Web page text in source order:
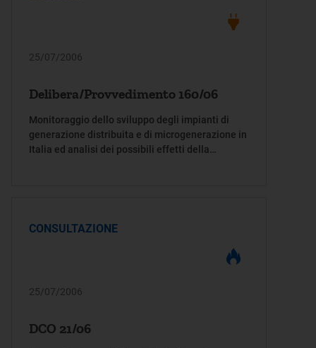
25/07/2006
Delibera/Provvedimento 160/06
Monitoraggio dello sviluppo degli impianti di
generazione distribuita e di microgenerazione in
Italia ed analisi dei possibili effetti della
CONSULTAZIONE
25/07/2006
DCO 21/06